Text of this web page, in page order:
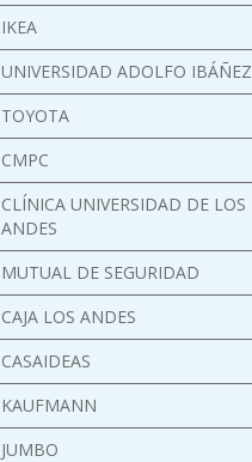
IKEA
UNIVERSIDAD ADOLFO IBÁÑEZ
TOYOTA
CMPC
CLÍNICA UNIVERSIDAD DE LOS
ANDES
MUTUAL DE SEGURIDAD
CAJA LOS ANDES
CASAIDEAS
KAUFMANN
JUMBO